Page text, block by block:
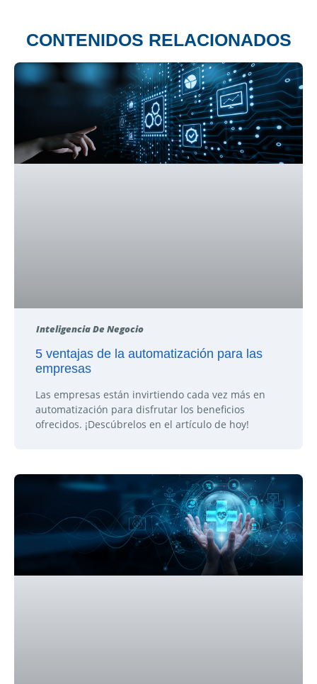
CONTENIDOS RELACIONADOS
Inteligencia De Negocio
5 ventajas de la automatización para las
empresas
Las empresas están invirtiendo cada vez más en
automatización para disfrutar los beneficios
ofrecidos. ¡Descúbrelos en el artículo de hoy!